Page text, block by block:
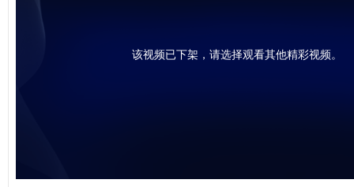
该视频已下架，请选择观看其他精彩视频。